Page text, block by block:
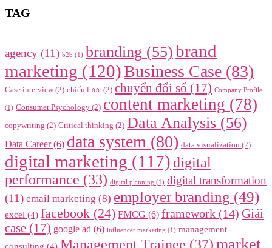
TAG
agency (11) b2b (1) branding (55)brand
marketing (120)Business Case (83)
Case interview(2) chiến lược (2) chuyển đổi số (17) Company Profile
(1) Consumer Psychology (2) content marketing (78)
copywriting (2) Critical thinking (2) Data Analysis (56)
Data Career(6) data system (80) data visualization (2)
digital marketing (117) digital
performance (33) digital planning (1) digital transformation
(11) email marketing (8) employer branding (49)
excel (4) facebook (24) FMCG (6) framework (14) Giải
case (17) google ad (6) influencer marketing (1) management
consulting (4) Management Trainee (37)market